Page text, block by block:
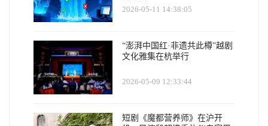
2026-05-11 14:38:05
“澎湃中国红·非遗共此樽”越剧
文化雅集在杭举行
2026-05-09 12:33:44
短剧《魔都营养师》在沪开